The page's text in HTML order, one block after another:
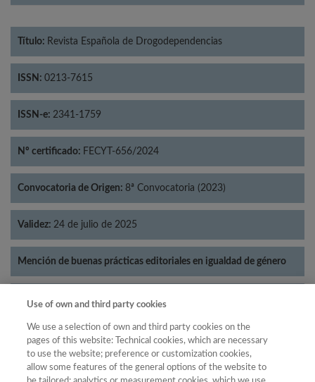
Título: Revista Española de Drogodependencias
ISSN: 0213-7615
ISSN-e: 2341-1759
Nº certificado: FECYT-656/2024
Convocatoria de Origen: 8ª Convocatoria (2023)
Validez: 24 de julio de 2025
Mención de buenas prácticas editoriales en igualdad de género
Categorías: Psicología
Año
Use of own and third party cookies
We use a selection of own and third party cookies on the
pages of this website: Technical cookies, which are necessary
to use the website; preference or customization cookies,
allow some features of the general options of the website to